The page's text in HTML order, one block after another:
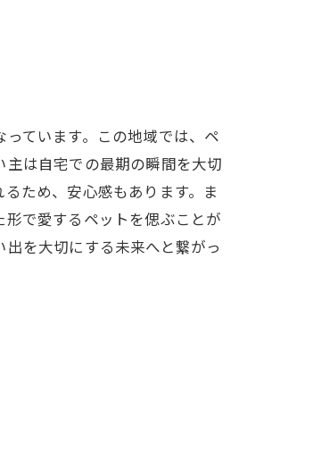
ています。この地域では、ペ
は自宅での最期の瞬間を大切
ため、安心感もあります。ま
で愛するペットを偲ぶことが
を大切にする未来へと繋がっ